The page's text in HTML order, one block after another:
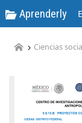
Aprenderly
Ciencias